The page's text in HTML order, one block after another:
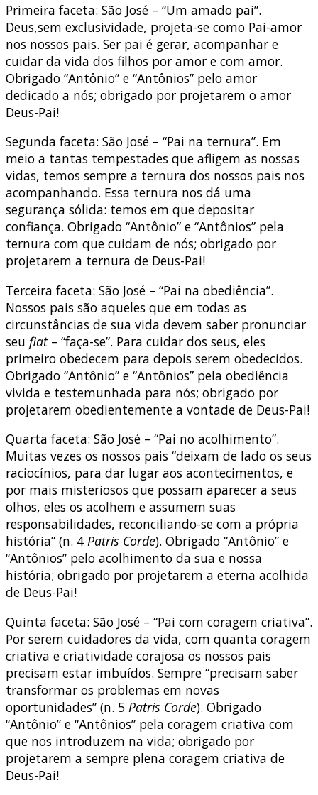
Primeira faceta: São José – “Um amado pai”.
Deus,sem exclusividade, projeta-se como Pai-amor
nos nossos pais. Ser pai é gerar, acompanhar e
cuidar da vida dos filhos por amor e com amor.
Obrigado “Antônio” e “Antônios” pelo amor
dedicado a nós; obrigado por projetarem o amor
Deus-Pai!
Segunda faceta: São José – “Pai na ternura”. Em
meio a tantas tempestades que afligem as nossas
vidas, temos sempre a ternura dos nossos pais nos
acompanhando. Essa ternura nos dá uma
segurança sólida: temos em que depositar
confiança. Obrigado “Antônio” e “Antônios” pela
ternura com que cuidam de nós; obrigado por
projetarem a ternura de Deus-Pai!
Terceira faceta: São José – “Pai na obediência”.
Nossos pais são aqueles que em todas as
circunstâncias de sua vida devem saber pronunciar
seu fiat– “faça-se”. Para cuidar dos seus, eles
primeiro obedecem para depois serem obedecidos.
Obrigado “Antônio” e “Antônios” pela obediência
vivida e testemunhada para nós; obrigado por
projetarem obedientemente a vontade de Deus-Pai!
Quarta faceta: São José – “Pai no acolhimento”.
Muitas vezes os nossos pais “deixam de lado os seus
raciocínios, para dar lugar aos acontecimentos, e
por mais misteriosos que possam aparecer a seus
olhos, eles os acolhem e assumem suas
responsabilidades, reconciliando-se com a própria
história” (n. 4 Patris Corde). Obrigado “Antônio” e
“Antônios” pelo acolhimento da sua e nossa
história; obrigado por projetarem a eterna acolhida
de Deus-Pai!
Quinta faceta: São José – “Pai com coragem criativa”.
Por serem cuidadores da vida, com quanta coragem
criativa e criatividade corajosa os nossos pais
precisam estar imbuídos. Sempre “precisam saber
transformar os problemas em novas
oportunidades” (n. 5 Patris Corde). Obrigado
“Antônio” e “Antônios” pela coragem criativa com
que nos introduzem na vida; obrigado por
projetarem a sempre plena coragem criativa de
Deus-Pai!